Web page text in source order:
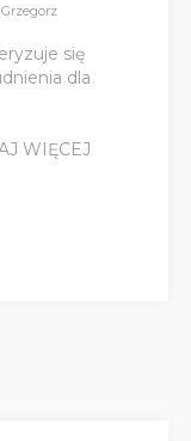
się
dla
WIĘCEJ